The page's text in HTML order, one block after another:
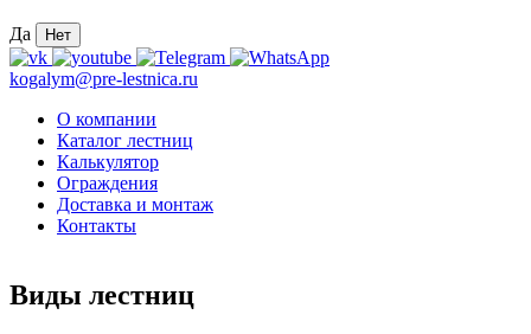
Да Нет
kogalym@pre-lestnica.ru
О компании
Каталог лестниц
Калькулятор
Ограждения
Доставка и монтаж
Контакты
Виды лестниц